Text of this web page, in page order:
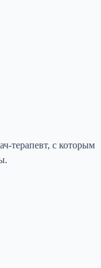
терапевт, с которым